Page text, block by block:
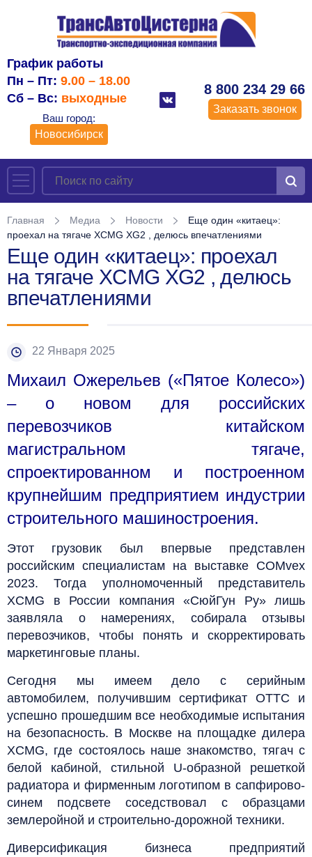
График работы
Пн – Пт: 9.00 – 18.00
Сб – Вс: выходные
Ваш город:
Новосибирск
8 800 234 29 66
Заказать звонок
Главная Медиа Новости
Еще один «китаец»:
проехал на тягаче XCMG XG2 , делюсь впечатлениями
Еще один «китаец»: проехал
на тягаче XCMG XG2 , делюсь
впечатлениями
22 Января 2025
Михаил Ожерельев («Пятое Колесо»)
– о новом для российских
перевозчиков китайском
магистральном тягаче,
спроектированном и построенном
крупнейшим предприятием индустрии
строительного машиностроения.
Этот грузовик был впервые представлен
российским специалистам на выставке COMvex
2023. Тогда уполномоченный представитель
XCMG в России компания «СюйГун Ру» лишь
заявляла о намерениях, собирала отзывы
перевозчиков, чтобы понять и скорректировать
маркетинговые планы.
Сегодня мы имеем дело с серийным
автомобилем, получившим сертификат ОТТС и
успешно прошедшим все необходимые испытания
на безопасность. В Москве на площадке дилера
XCMG, где состоялось наше знакомство, тягач с
белой кабиной, стильной U-образной решеткой
радиатора и фирменным логотипом в сапфирово-
синем подсвете соседствовал с образцами
землеройной и строительно-дорожной техники.
Диверсификация бизнеса предприятий